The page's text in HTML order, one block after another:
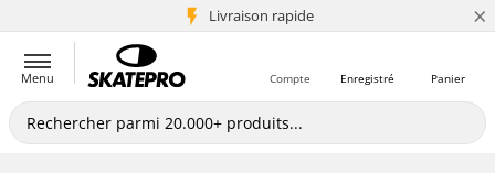
Livraison rapide
+5 mio de clients ×
Menu Panier
Enregistré
Compte